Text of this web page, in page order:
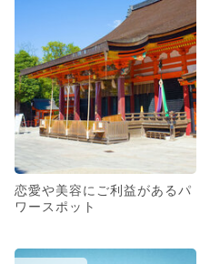
恋愛や美容にご利益があるパ
ワースポット